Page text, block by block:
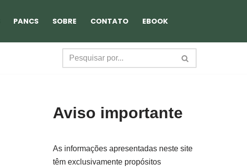
PANCS SOBRE CONTATO EBOOK
Aviso importante
As informações apresentadas neste site
têm exclusivamente propósitos